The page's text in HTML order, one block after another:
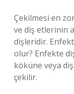
Çekilmesi en
ve diş etlerinin
dişleridir.
olur? Enfekte
köküne veya
çekilir.